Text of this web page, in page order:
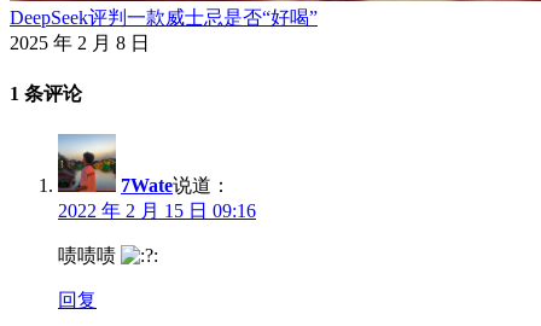
DeepSeek评判一款威士忌是否“好喝”
2025 年 2 月 8 日
1 条评论
7Wate说道：
2022 年 2 月 15 日 09:16
啧啧啧
回复